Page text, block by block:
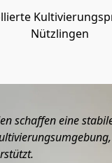
Nützlingen
schaffen eine